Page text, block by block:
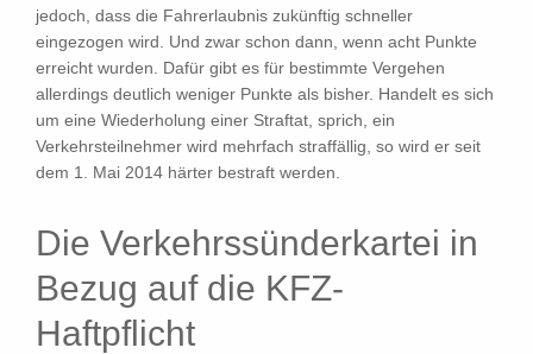
jedoch, dass die Fahrerlaubnis zukünftig schneller
eingezogen wird. Und zwar schon dann, wenn acht Punkte
erreicht wurden. Dafür gibt es für bestimmte Vergehen
allerdings deutlich weniger Punkte als bisher. Handelt es sich
um eine Wiederholung einer Straftat, sprich, ein
Verkehrsteilnehmer wird mehrfach straffällig, so wird er seit
dem 1. Mai 2014 härter bestraft werden.
Die Verkehrssünderkartei in
Bezug auf die KFZ-
Haftpflicht